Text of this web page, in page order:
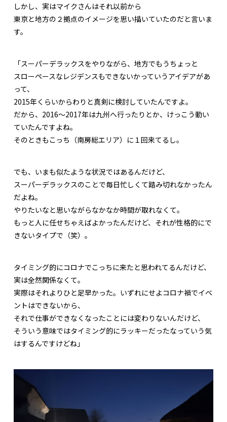
しかし、実はマイクさんはそれ以前から
東京と地方の２拠点のイメージを思い描いていたのだと言いま
す。
「スーパーデラックスをやりながら、地方でもうちょっと
スローペースなレジデンスもできないかっていうアイデアがあ
って、
2015年くらいからわりと真剣に検討していたんですよ。
だから、2016～2017年は九州へ行ったりとか、けっこう動い
ていたんですよね。
そのときもこっち（南房総エリア）に１回来てるし。
でも、いまも似たような状況ではあるんだけど、
スーパーデラックスのことで毎日忙しくて踏み切れなかったん
だよね。
やりたいなと思いながらなかなか時間が取れなくて。
もっと人に任せちゃえばよかったんだけど、それが性格的にで
きないタイプで（笑）。
タイミング的にコロナでこっちに来たと思われてるんだけど、
実は全然関係なくて。
実際はそれよりひと足早かった。いずれにせよコロナ禍でイベ
ントはできないから、
それで仕事ができなくなったことには変わりないんだけど、
そういう意味ではタイミング的にラッキーだったなっていう気
はするんですけどね」